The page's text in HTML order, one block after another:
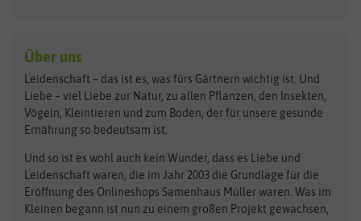
Kräutersamen
Obstsamen
Pilzbrut
Rasensamen
Steckzwiebeln
Zimmer & Kübelpflanzen
Kataloge
Schnäppchen
Benary
Bingenheimer Saatgut
Bionana
BIOWOL
Blumicorn
Bûten Birds
Dürr-Samen
Feldsaaten Freudenberger
Fertil
Flora Elite
Über uns
Leidenschaft – das ist es, was fürs Gärtnern wichtig ist. Und
Liebe – viel Liebe zur Natur, zu allen Pflanzen, den Insekten,
Vögeln, Kleintieren und zum Boden, der für unsere gesunde
Ernährung so bedeutsam ist.
Und so ist es wohl auch kein Wunder, dass es Liebe und
Leidenschaft waren, die im Jahr 2003 die Grundlage für die
Eröffnung des Onlineshops Samenhaus Müller waren. Was im
Kleinen begann ist nun zu einem großen Projekt gewachsen,